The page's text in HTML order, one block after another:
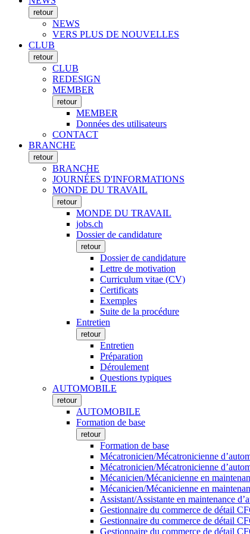
retour
NEWS
VERS PLUS DE NOUVELLES
CLUB
retour
CLUB
REDESIGN
MEMBER
retour
MEMBER
Données des utilisateurs
CONTACT
BRANCHE
retour
BRANCHE
JOURNÉES D'INFORMATIONS
MONDE DU TRAVAIL
retour
MONDE DU TRAVAIL
jobs.ch
Dossier de candidature
retour
Dossier de candidature
Lettre de motivation
Curriculum vitae (CV)
Certificats
Exemples
Suite de la procédure
Entretien
retour
Entretien
Préparation
Déroulement
Questions typiques
AUTOMOBILE
retour
AUTOMOBILE
Formation de base
retour
Formation de base
Mécatronicien/Mécatronicienne
Mécatronicien/Mécatronicienne
Mécanicien/Mécanicienne en
Mécanicien/Mécanicienne en
Assistant/Assistante en maintenance
Gestionnaire du commerce de détail
Gestionnaire du commerce de détail
Gestionnaire du commerce de détail